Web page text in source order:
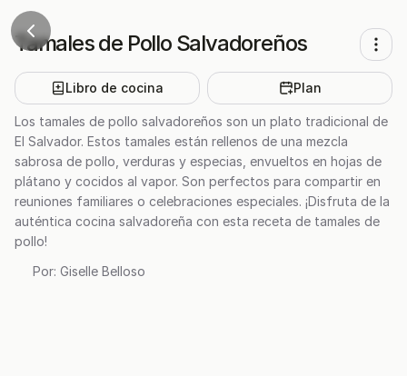
Tamales de Pollo Salvadoreños
Libro de cocina Plan
Los tamales de pollo salvadoreños son un plato tradicional de
El Salvador. Estos tamales están rellenos de una mezcla
sabrosa de pollo, verduras y especias, envueltos en hojas de
plátano y cocidos al vapor. Son perfectos para compartir en
reuniones familiares o celebraciones especiales. ¡Disfruta de la
auténtica cocina salvadoreña con esta receta de tamales de
pollo!
Por: Giselle Belloso